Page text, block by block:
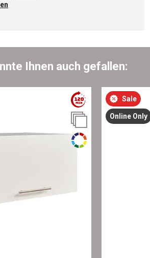
Ihnen auch gefallen:
Sale
Online Only